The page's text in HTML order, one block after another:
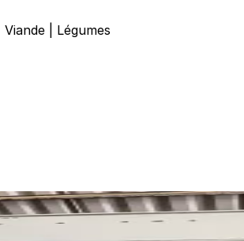
Viande
Légumes